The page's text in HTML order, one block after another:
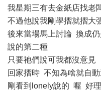
我星期三有去金紙店找老
不過他說我剛學摺就摺大
後來當場馬上討論 換成
說的第二種
只要祂們說可我都沒意見
回家摺時 不知為啥就自
剛看到lonely說的 喔 好